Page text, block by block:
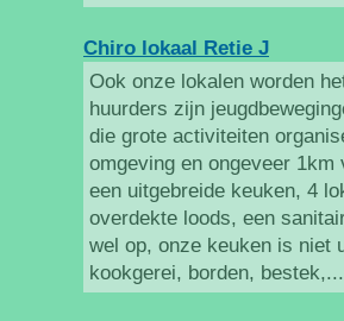
Chiro lokaal Retie J
Ook onze lokalen worden
huurders zijn
die grote activiteiten
omgeving en ongeveer
een uitgebreide keuken, 4
overdekte loods, een
wel op, onze keuken is niet
kookgerei, borden, bestek,...